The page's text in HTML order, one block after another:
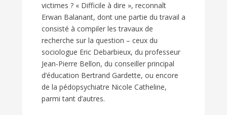
victimes ? « Difficile à dire », reconnaît
Erwan Balanant, dont une partie du travail a
consisté à compiler les travaux de
recherche sur la question – ceux du
sociologue Eric Debarbieux, du professeur
Jean-Pierre Bellon, du conseiller principal
d’éducation Bertrand Gardette, ou encore
de la pédopsychiatre Nicole Catheline,
parmi tant d’autres.